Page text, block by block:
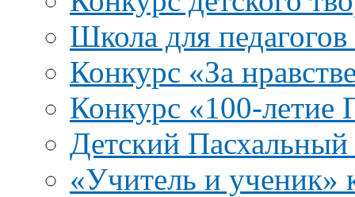
Школа для
Конкурс «За
Конкурс «100-летие
Детский Пасхальный
«Учитель и ученик»